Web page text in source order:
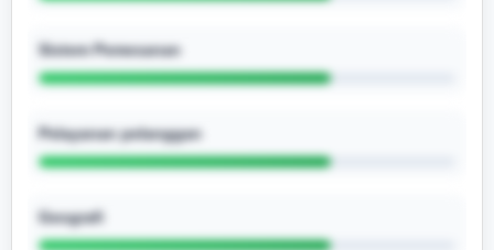
Sistem Pemesanan
Pelayanan pelanggan
Geografi